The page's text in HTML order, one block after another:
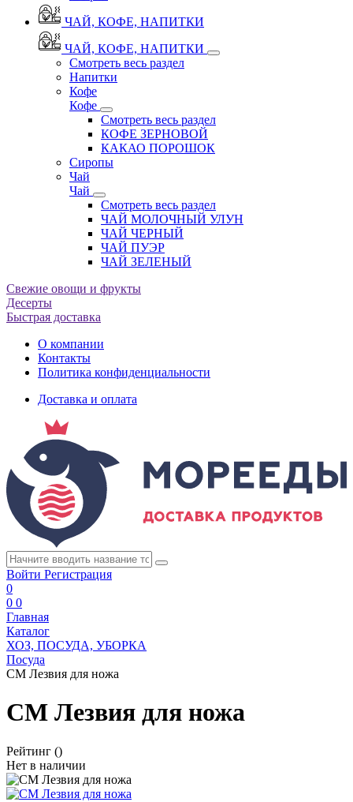
ЧАЙ, КОФЕ, НАПИТКИ
ЧАЙ, КОФЕ, НАПИТКИ
Смотреть весь раздел
Напитки
Кофе
Кофе
Смотреть весь раздел
КОФЕ ЗЕРНОВОЙ
КАКАО ПОРОШОК
Сиропы
Чай
Чай
Смотреть весь раздел
ЧАЙ МОЛОЧНЫЙ УЛУН
ЧАЙ ЧЕРНЫЙ
ЧАЙ ПУЭР
ЧАЙ ЗЕЛЕНЫЙ
Свежие овощи и фрукты
Десерты
Быстрая доставка
О компании
Контакты
Политика конфиденциальности
Доставка и оплата
Войти Регистрация
0
0 0
Главная
Каталог
ХОЗ, ПОСУДА, УБОРКА
Посуда
СМ Лезвия для ножа
СМ Лезвия для ножа
Рейтинг ()
Нет в наличии